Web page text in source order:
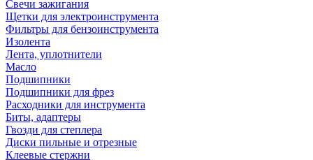
Свечи зажигания
Щетки для электроинструмента
Фильтры для бензоинструмента
Изолента
Лента, уплотнители
Масло
Подшипники
Подшипники для фрез
Расходники для инструмента
Биты, адаптеры
Гвозди для степлера
Диски пильные и отрезные
Клеевые стержни